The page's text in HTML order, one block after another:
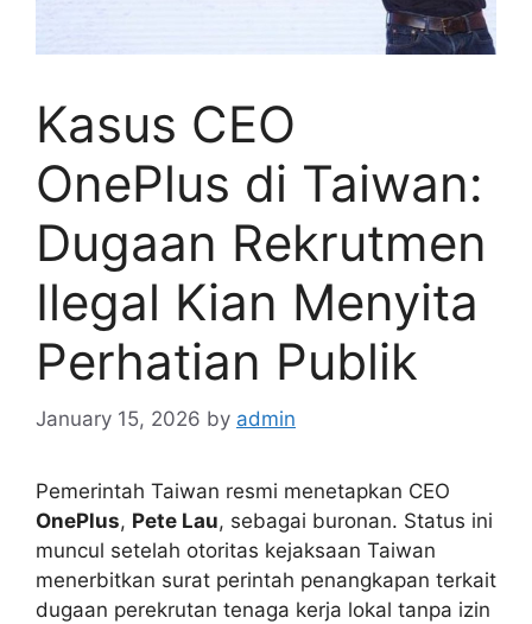
Kasus CEO
OnePlus di Taiwan:
Dugaan Rekrutmen
Ilegal Kian Menyita
Perhatian Publik
January 15, 2026 by admin
Pemerintah Taiwan resmi menetapkan CEO
OnePlus, Pete Lau, sebagai buronan. Status ini
muncul setelah otoritas kejaksaan Taiwan
menerbitkan surat perintah penangkapan terkait
dugaan perekrutan tenaga kerja lokal tanpa izin